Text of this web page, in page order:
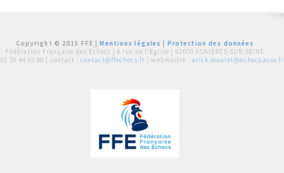
Copyright © 2015 FFE |Mentions légales
Protection des données
Fédération Française des Echecs | 6 rue de l'Eglise | 92600 ASNIERES SUR SEINE
01 39 44 65 80 | contact : contact@ffechecs.fr | webmestre : erick.mouret@echecs.asso.fr